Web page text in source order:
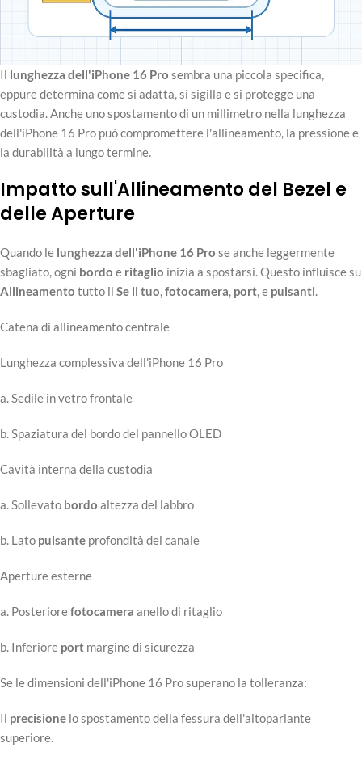
Il lunghezza dell'iPhone 16 Pro sembra una piccola specifica,
eppure determina come si adatta, si sigilla e si protegge una
custodia. Anche uno spostamento di un millimetro nella lunghezza
dell'iPhone 16 Pro può compromettere l'allineamento, la pressione e
la durabilità a lungo termine.
Impatto sull'Allineamento del Bezel e
delle Aperture
Quando le lunghezza dell'iPhone 16 Pro se anche leggermente
sbagliato, ogni bordo e ritaglio inizia a spostarsi. Questo influisce su
Allineamento tutto il Se il tuo,fotocamera, port, e pulsanti.
Catena di allineamento centrale
Lunghezza complessiva dell'iPhone 16 Pro
a. Sedile in vetro frontale
b. Spaziatura del bordo del pannello OLED
Cavità interna della custodia
a. Sollevato bordo altezza del labbro
b. Lato pulsante profondità del canale
Aperture esterne
a. Posteriorefotocamera anello di ritaglio
b. Inferiore port margine di sicurezza
Se le dimensioni dell'iPhone 16 Pro superano la tolleranza:
Il precisione lo spostamento della fessura dell'altoparlante
superiore.